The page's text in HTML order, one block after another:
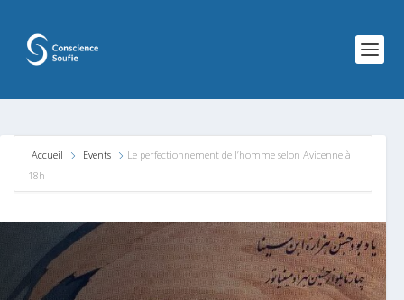
Accueil Events
Le perfectionnement de l’homme selon Avicenne à
18h